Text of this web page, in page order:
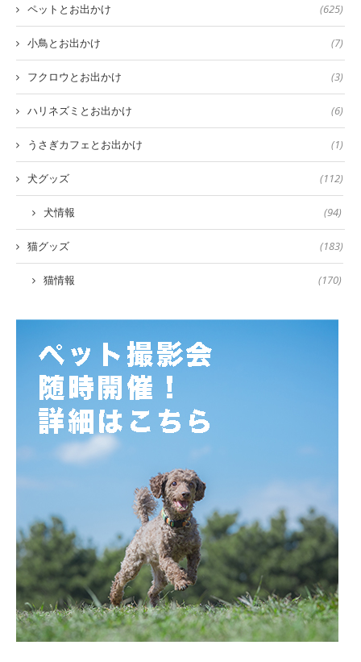
ペットとお出かけ (625)
小鳥とお出かけ (7)
フクロウとお出かけ (3)
ハリネズミとお出かけ (6)
うさぎカフェとお出かけ (1)
犬グッズ (112)
犬情報 (94)
猫グッズ (183)
猫情報 (170)